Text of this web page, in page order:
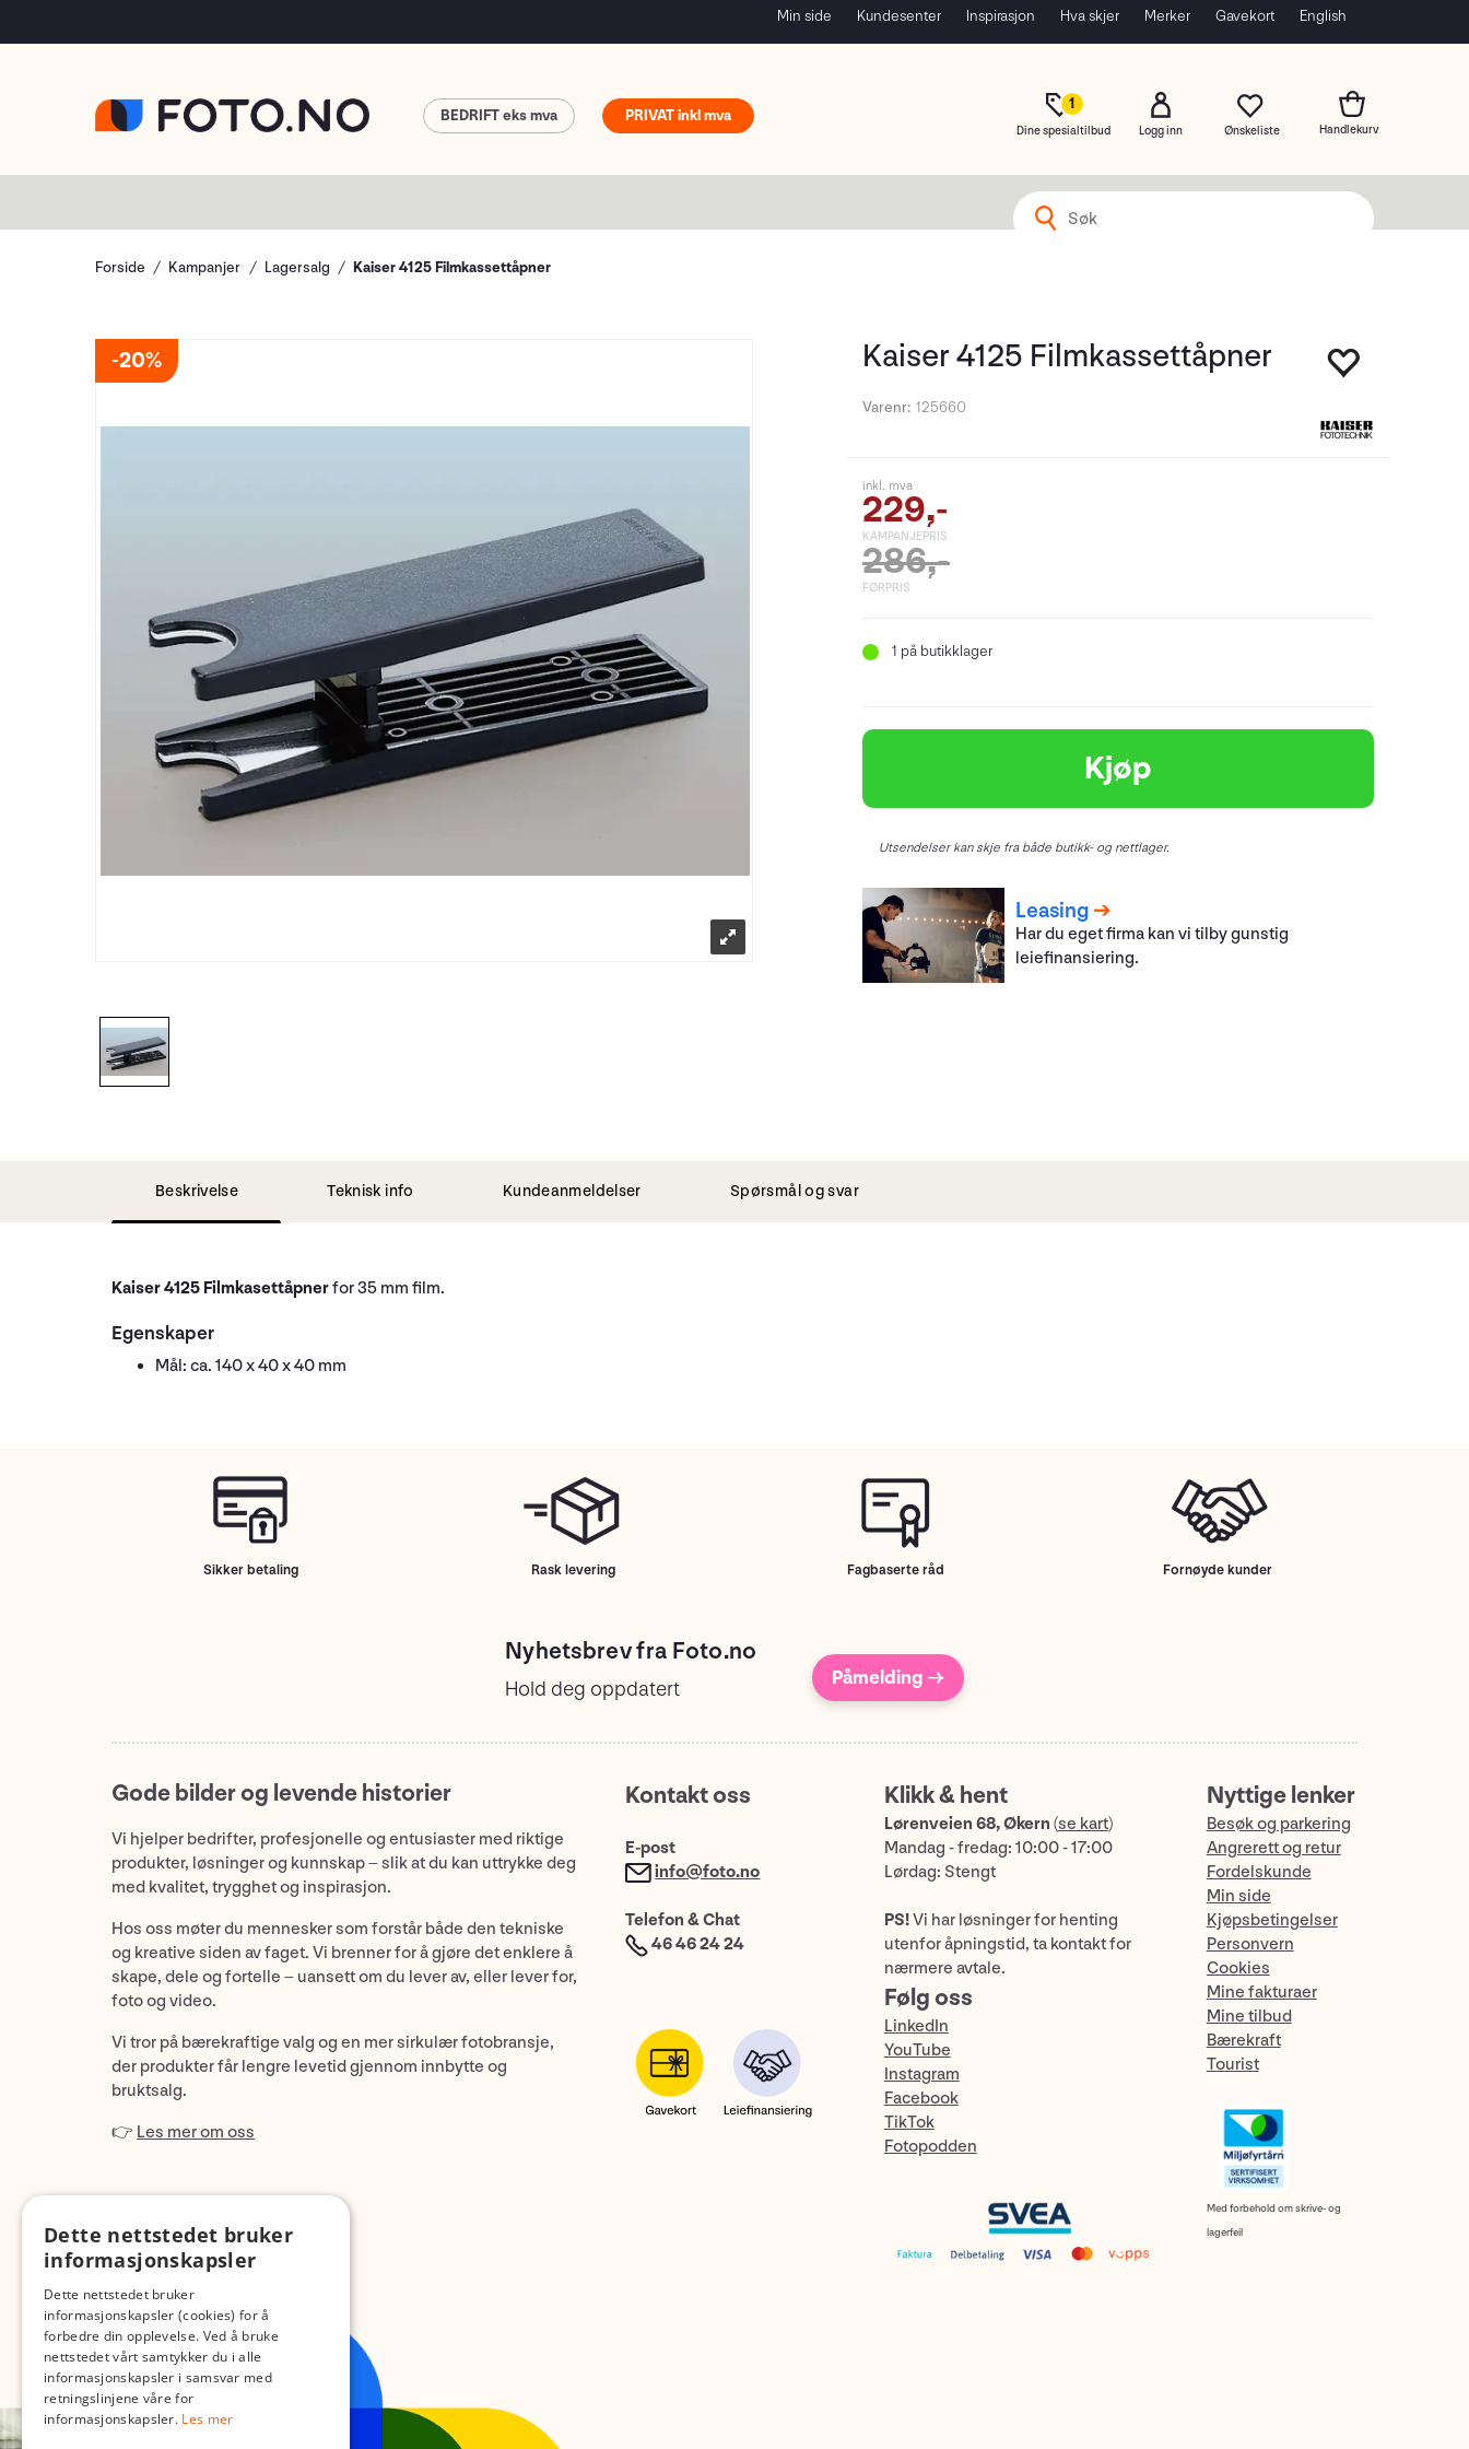
Min side Kundesenter Inspirasjon Hva skjer Merker Gavekort English
1
Dine spesialtilbud Logg inn
PRIVAT
BEDRIFT
Forside Kampanjer Lagersalg Kaiser 4125 Filmkassettåpner
20% Kaiser 4125 Filmkassettåpner
Varenr: 125660
inkl. mva
229,-
KAMPANJEPRIS
286,-
FØRPRIS
1 på butikklager
Kjøp
Utsendelser kan skje fra både butikk- og nettlager.
Leasing
Har du eget firma kan vi tilby gunstig
leiefinansiering.
Beskrivelse Teknisk info Kundeanmeldelser Spørsmål og svar
Kaiser 4125 Filmkasettåpnerfor 35 mm film.
Egenskaper
Mål: ca. 140 x 40 x 40 mm
Sikker betaling Rask levering Fagbaserte råd Fornøyde kunder
Nyhetsbrev fra Foto.no
Hold deg oppdatert Påmelding →
Gode bilder og levende historier
Vi hjelper bedrifter, profesjonelle og entusiaster med riktige
produkter, løsninger og kunnskap – slik at du kan uttrykke deg
med kvalitet, trygghet og inspirasjon.
Hos oss møter du mennesker som forstår både den tekniske
og kreative siden av faget. Vi brenner for å gjøre det enklere å
skape, dele og fortelle – uansett om du lever av, eller lever for,
foto og video.
Vi tror på bærekraftige valg og en mer sirkulær fotobransje,
der produkter får lengre levetid gjennom innbytte og
bruktsalg.
👉 Les mer om oss
Kontakt oss
E-post
info@foto.no
Telefon & Chat
46 46 24 24
Klikk & hent
Lørenveien 68, Økern (se kart)
Mandag - fredag: 10:00 - 17:00
Lørdag: Stengt
PS!Vi har løsninger for henting
utenfor åpningstid, ta kontakt for
nærmere avtale.
Følg oss
LinkedIn
YouTube
Instagram
Facebook
TikTok
Fotopodden
Nyttige lenker
Besøk og parkering
Angrerett og retur
Fordelskunde
Min side
Kjøpsbetingelser
Personvern
Cookies
Mine fakturaer
Mine tilbud
Bærekraft
Tourist
Med forbehold om skrive- og
lagerfeil
Dette nettstedet bruker
informasjonskapsler
Dette nettstedet bruker
informasjonskapsler (cookies) for å
forbedre din opplevelse. Ved å bruke
nettstedet vårt samtykker du i alle
informasjonskapsler i samsvar med
retningslinjene våre for
informasjonskapsler. Les mer